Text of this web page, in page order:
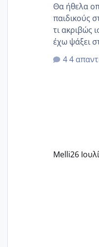
Θα ήθελα
παιδικούς
τι ακριβώς
έχω ψάξει
ότι το
δίδακτρα
Εγώ πήγα σε
4
Melli26